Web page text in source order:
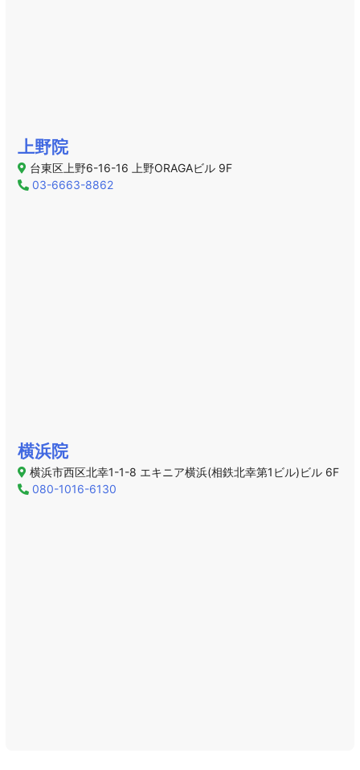
上野院
台東区上野6-16-16 上野ORAGAビル 9F
03-6663-8862
横浜院
横浜市西区北幸1-1-8 エキニア横浜(相鉄北幸第1ビル)ビル 6F
080-1016-6130